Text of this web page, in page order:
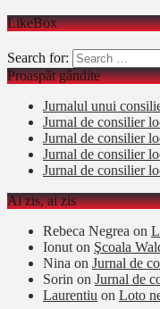
LikeBox
Search for:
Proaspăt gândite
Jurnalul unui
Jurnal de consilier
Jurnal de consilier
Jurnal de consilier
Jurnal de consilier
Ai zis, ai zis
Rebeca Negrea on
Ionuton Şcoala
Nina on Jurnal de
Sorin on Jurnal de
Laurentiu on Loto